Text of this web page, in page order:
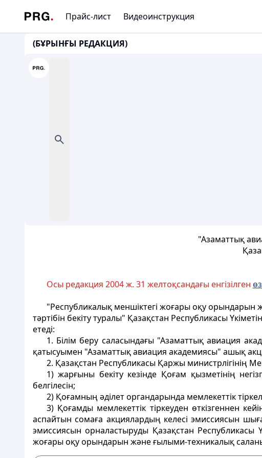
Прайс-лист Видеоинструкция
(БҰРЫНҒЫ РЕДАКЦИЯ)
"Азаматтық
Осы редакция 2004 ж. 31 желтоқсандағы енгізілген
"Республикалық меншіктегі жоғары оқу
тәртібін бекіту туралы" Қазақстан Республикасы
етеді:
1. Білім беру саласындағы "Азаматтық авиация
қатысуымен "Азаматтық авиация академиясы" ашық
2. Қазақстан Республикасы Қаржы министрлігінің
1) жарғыны бекіту кезінде Қоғам қызметінің
белгілесін;
2) Қоғамның әділет органдарында мемлекеттік
3) Қоғамды мемлекеттік тіркеуден өткізгеннен
аспайтын сомаға акциялардың келесі эмиссиясын
эмиссиясын орналастыруды Қазақстан Республикасы
жоғары оқу орындарын және ғылыми-техникалық